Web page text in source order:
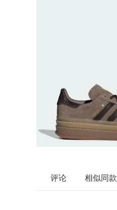
评论 相似同款